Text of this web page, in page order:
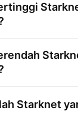
Starknet